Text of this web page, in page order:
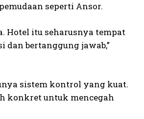
seperti Ansor.
Hotel itu seharusnya tempat
bertanggung jawab,”
sistem kontrol yang kuat.
konkret untuk mencegah